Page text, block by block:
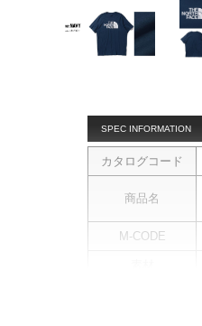
SPEC INFORMATION
カタログコード
商品名
M-CODE